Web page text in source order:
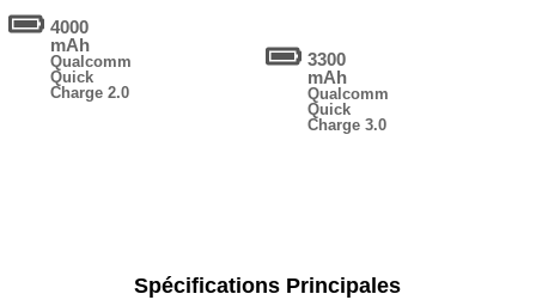
4000
mAh
Qualcomm
Quick
Charge 2.0
3300
mAh
Qualcomm
Quick
Charge 3.0
Spécifications Principales